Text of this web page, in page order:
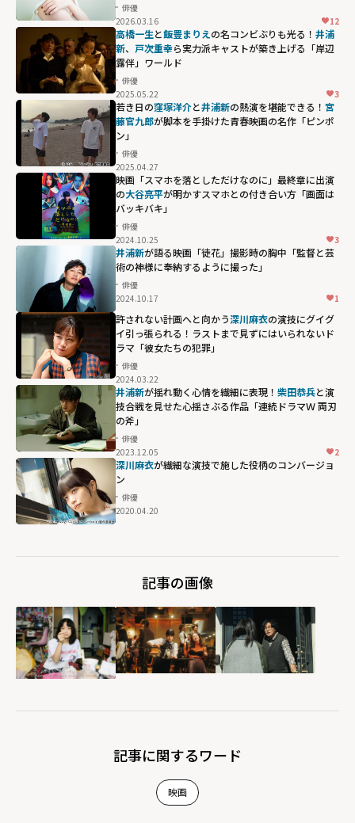
俳優
2026.03.16
12
高橋一生と飯豊まりえの名コンビぶりも光る！ 井浦
新、 戸次重幸ら実力派キャストが築き上げる「岸辺
露伴」ワールド
俳優
2025.05.22
3
若き日の窪塚洋介と井浦新の熱演を堪能できる！ 宮
藤官九郎が脚本を手掛けた青春映画の名作「ピンポ
ン」
俳優
2025.04.27
映画「スマホを落としただけなのに」最終章に出演
の大谷亮平が明かすスマホとの付き合い方「画面は
バッキバキ」
俳優
2024.10.25
3
井浦新が語る映画「徒花」撮影時の胸中「監督と芸
術の神様に奉納するように撮った」
俳優
2024.10.17
1
許されない計画へと向かう深川麻衣の演技にグイグ
イ引っ張られる！ラストまで見ずにはいられないド
ラマ「彼女たちの犯罪」
俳優
2024.03.22
井浦新が揺れ動く心情を繊細に表現！ 柴田恭兵と演
技合戦を見せた心揺さぶる作品「連続ドラマＷ 両刃
の斧」
俳優
2023.12.05
2
深川麻衣が繊細な演技で施した役柄のコンバージョ
ン
俳優
2020.04.20
記事の画像
記事に関するワード
映画